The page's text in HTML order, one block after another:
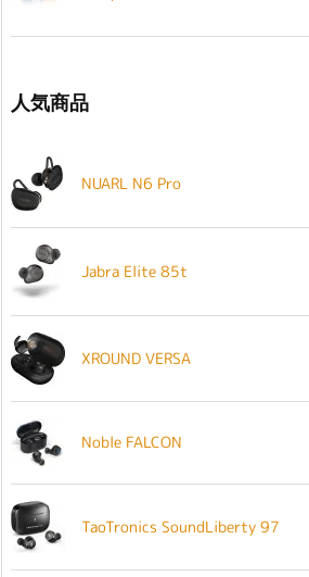
人気商品
NUARL N6 Pro
Jabra Elite 85t
XROUND VERSA
Noble FALCON
TaoTronics SoundLiberty 97